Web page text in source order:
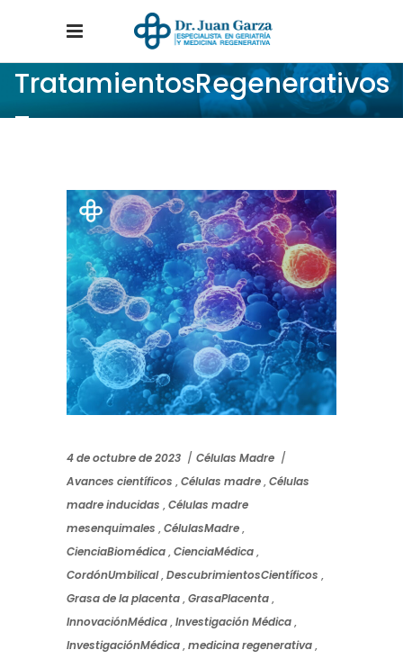
TratamientosRegenerativos
Tag
4 de octubre de 2023
Células Madre
Avances científicos ,Células madre,Células
madre inducidas ,Células madre
mesenquimales ,CélulasMadre,
CienciaBiomédica,CienciaMédica,
CordónUmbilical,DescubrimientosCientíficos ,
Grasa de la placenta,GrasaPlacenta,
InnovaciónMédica,Investigación Médica,
InvestigaciónMédica,medicina regenerativa,